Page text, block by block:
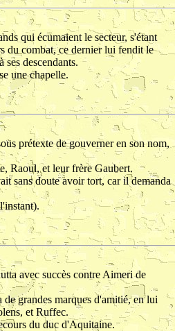
qui écumaient le secteur, s'étant
du combat, ce dernier lui fendit le
descendants.
une chapelle.
prétexte de gouverner en son nom,
Raoul, et leur frère Gaubert.
sans doute avoir tort, car il demanda
avec succès contre Aimeri de
grandes marques d'amitié, en lui
et Ruffec.
du duc d'Aquitaine.